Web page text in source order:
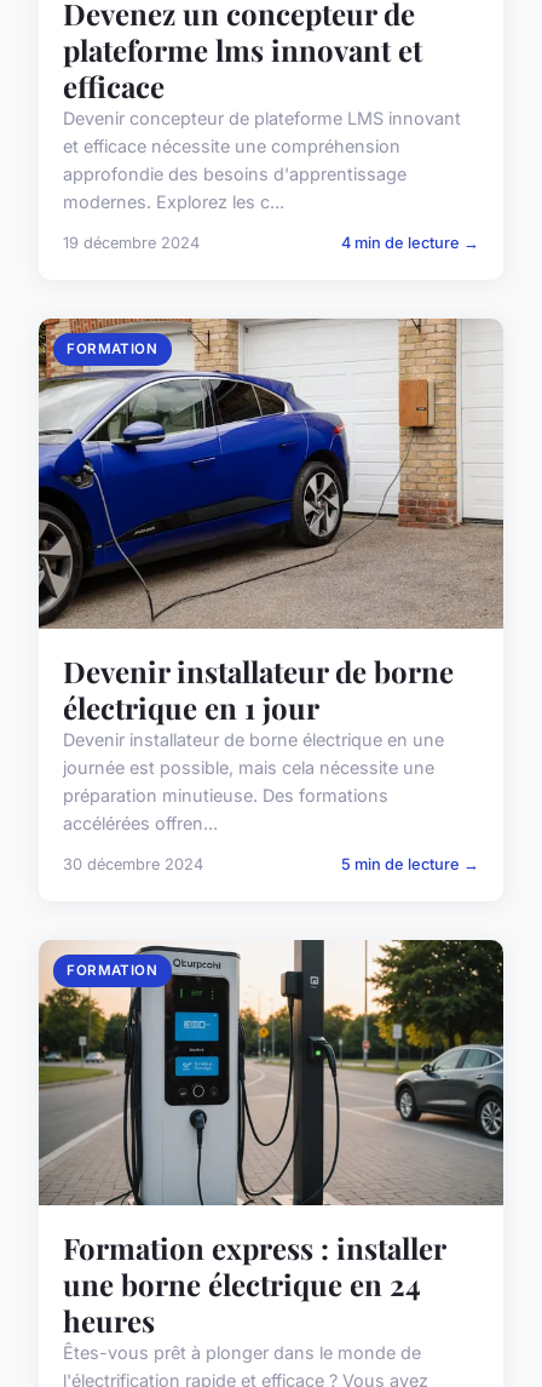
Devenez un concepteur de
plateforme lms innovant et
efficace
Devenir concepteur de plateforme LMS innovant
et efficace nécessite une compréhension
approfondie des besoins d'apprentissage
modernes. Explorez les c...
19 décembre 2024 4 min de lecture →
FORMATION
Devenir installateur de borne
électrique en 1 jour
Devenir installateur de borne électrique en une
journée est possible, mais cela nécessite une
préparation minutieuse. Des formations
accélérées offren...
30 décembre 2024 5 min de lecture →
FORMATION
Formation express : installer
une borne électrique en 24
heures
Êtes-vous prêt à plonger dans le monde de
l'électrification rapide et efficace ? Vous avez